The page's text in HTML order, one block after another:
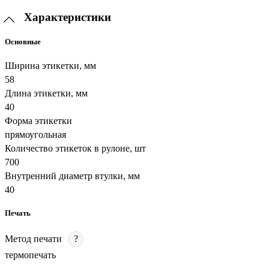
Характеристики
Основные
Ширина этикетки, мм
58
Длина этикетки, мм
40
Форма этикетки
прямоугольная
Количество этикеток в рулоне, шт
700
Внутренний диаметр втулки, мм
40
Печать
Метод печати
?
термопечать